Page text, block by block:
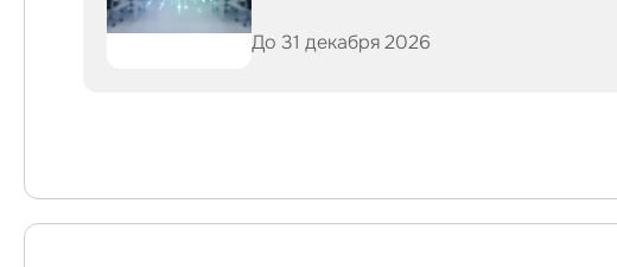
До 31 декабря 2026